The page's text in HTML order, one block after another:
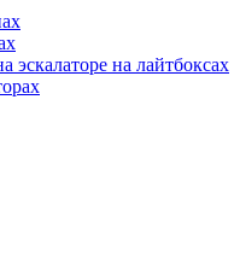
эскалаторе на лайтбоксах